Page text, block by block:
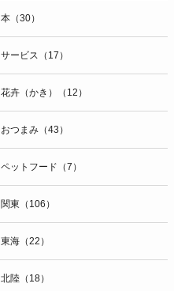
本（30）
サービス（17）
花卉（かき）（12）
おつまみ（43）
ペットフード（7）
関東（106）
東海（22）
北陸（18）